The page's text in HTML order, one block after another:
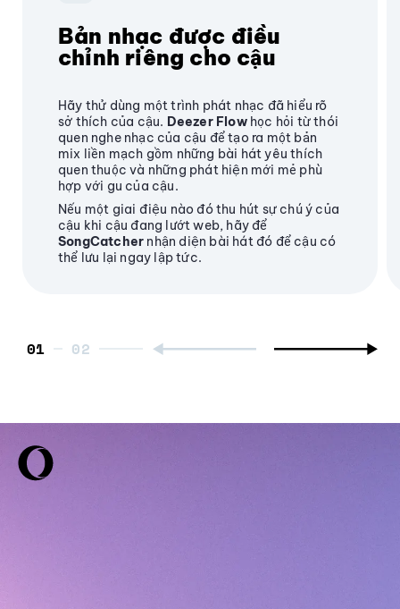
Bản nhạc được điều
chỉnh riêng cho cậu
Hãy thử dùng một trình phát nhạc đã hiểu rõ
sở thích của cậu. Deezer Flowhọc hỏi từ thói
quen nghe nhạc của cậu để tạo ra một bản
mix liền mạch gồm những bài hát yêu thích
quen thuộc và những phát hiện mới mẻ phù
hợp với gu của cậu.
Nếu một giai điệu nào đó thu hút sự chú ý của
cậu khi cậu đang lướt web, hãy để
SongCatcher nhận diện bài hát đó để cậu có
thể lưu lại ngay lập tức.
01